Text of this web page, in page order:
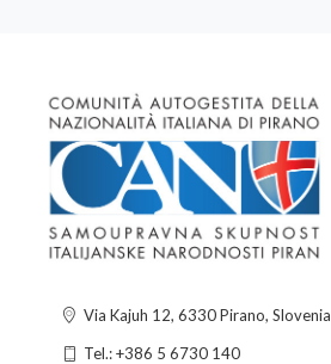
Via Kajuh 12, 6330 Pirano, Slovenia
Tel.: +386 5 6730 140